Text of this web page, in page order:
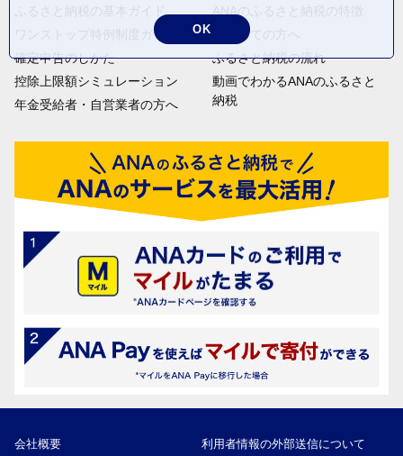
ふるさと納税の基本ガイド
ワンストップ特例制度ガイド
確定申告のしかた
控除上限額シミュレーション
年金受給者・自営業者の方へ
ANAのふるさと納税の特徴
はじめての方へ
ふるさと納税の流れ
動画でわかるANAのふるさと
納税
会社概要 利用者情報の外部送信について
OK